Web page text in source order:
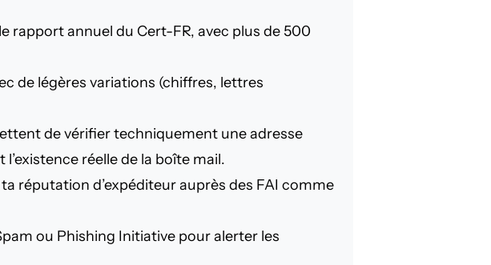
rapport annuel du Cert-FR, avec plus de 500
de légères variations (chiffres, lettres
de vérifier techniquement une adresse
réelle de la boîte mail.
réputation d’expéditeur auprès des FAI comme
ou Phishing Initiative pour alerter les